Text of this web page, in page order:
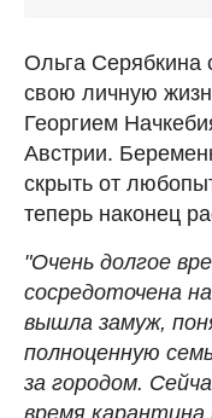
Ольга Серябкина
свою личную
Георгием
Австрии.
скрыть от
теперь наконец
"Очень долгое
сосредоточена
вышла замуж,
полноценную
за городом.
время